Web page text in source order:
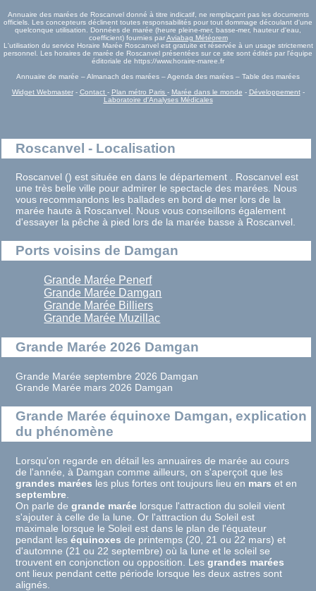
Annuaire des marées de Roscanvel donné à titre indicatif, ne remplaçant pas les documents
officiels. Les concepteurs déclinent toutes responsabilités pour tout dommage découlant d'une
quelconque utilisation. Données de marée (heure pleine-mer, basse-mer, hauteur d'eau,
coefficient) fournies parAviabag Météorem
L'utilisation du service Horaire Marée Roscanvel est gratuite et réservée à un usage strictement
personnel. Les horaires de marée de Roscanvel présentées sur ce site sont édités par l'équipe
éditoriale de https://www.horaire-maree.fr
Annuaire de marée – Almanach des marées – Agenda des marées – Table des marées
Widget Webmaster- Contact - Plan métro Paris - Marée dans le monde - Développement-
Laboratoire d'Analyses Médicales
Roscanvel - Localisation
Roscanvel () est située en dans le département . Roscanvel est
une très belle ville pour admirer le spectacle des marées. Nous
vous recommandons les ballades en bord de mer lors de la
marée haute à Roscanvel. Nous vous conseillons également
d'essayer la pêche à pied lors de la marée basse à Roscanvel.
Ports voisins de Damgan
Grande Marée Penerf
Grande Marée Damgan
Grande Marée Billiers
Grande Marée Muzillac
Grande Marée 2026 Damgan
Grande Marée septembre 2026 Damgan
Grande Marée mars 2026 Damgan
Grande Marée équinoxe Damgan, explication
du phénomène
Lorsqu'on regarde en détail les annuaires de marée au cours
de l'année, à Damgan comme ailleurs, on s'aperçoit que les
grandes marées les plus fortes ont toujours lieu en mars et en
septembre
On parle degrande marée lorsque l'attraction du soleil vient
s'ajouter à celle de la lune. Or l'attraction du Soleil est
maximale lorsque le Soleil est dans le plan de l'équateur
pendant leséquinoxes de printemps (20, 21 ou 22 mars) et
d'automne (21 ou 22 septembre) où la lune et le soleil se
trouvent en conjonction ou opposition. Lesgrandes marées
ont lieux pendant cette période lorsque les deux astres sont
alignés.